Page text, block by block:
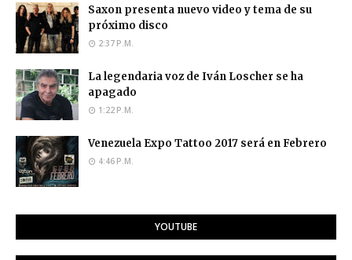
Saxon presenta nuevo video y tema de su
próximo disco
2:37 P.M.
La legendaria voz de Iván Loscher se ha
apagado
1:22 P.M.
Venezuela Expo Tattoo 2017 será en Febrero
4:46 P.M.
YOUTUBE